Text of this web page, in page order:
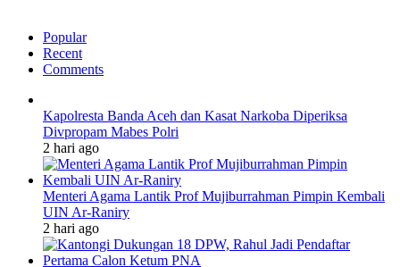
Popular
Recent
Comments
Kapolresta Banda Aceh dan Kasat Narkoba Diperiksa
Divpropam Mabes Polri
2 hari ago
Menteri Agama Lantik Prof Mujiburrahman Pimpin Kembali
UIN Ar-Raniry
2 hari ago